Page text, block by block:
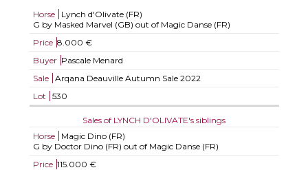
Horse
Lynch d'Olivate (FR)
G by Masked Marvel (GB) out of Magic Danse (FR)
Price 8.000 €
Buyer Pascale Menard
Sale
Arqana Deauville Autumn Sale 2022
Lot
530
Sales of LYNCH D'OLIVATE's siblings
Horse
Magic Dino (FR)
G by Doctor Dino (FR) out of Magic Danse (FR)
Price 115.000 €